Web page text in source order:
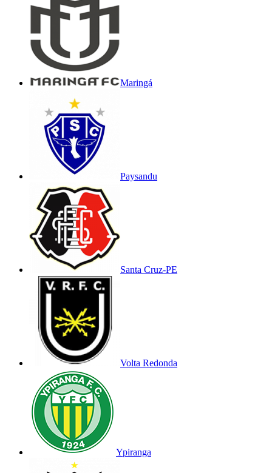
Maringá
Paysandu
Santa Cruz-PE
Volta Redonda
Ypiranga